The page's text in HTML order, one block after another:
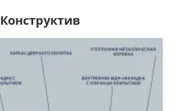
Конструктив